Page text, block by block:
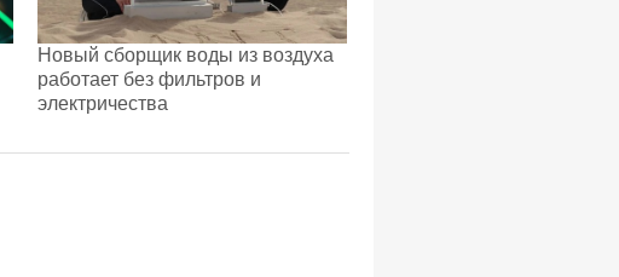
Новый сборщик воды из воздуха
работает без фильтров и
электричества